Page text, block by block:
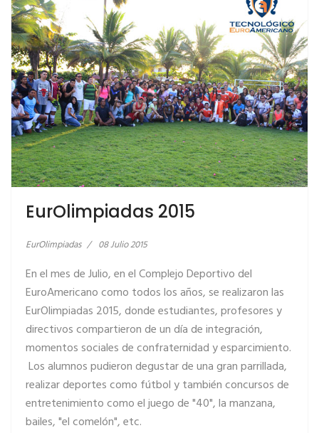
EurOlimpiadas 2015
EurOlimpiadas 08 Julio 2015
En el mes de Julio, en el Complejo Deportivo del
EuroAmericano como todos los años, se realizaron las
EurOlimpiadas 2015, donde estudiantes, profesores y
directivos compartieron de un día de integración,
momentos sociales de confraternidad y esparcimiento.
Los alumnos pudieron degustar de una gran parrillada,
realizar deportes como fútbol y también concursos de
entretenimiento como el juego de "40", la manzana,
bailes, "el comelón", etc.